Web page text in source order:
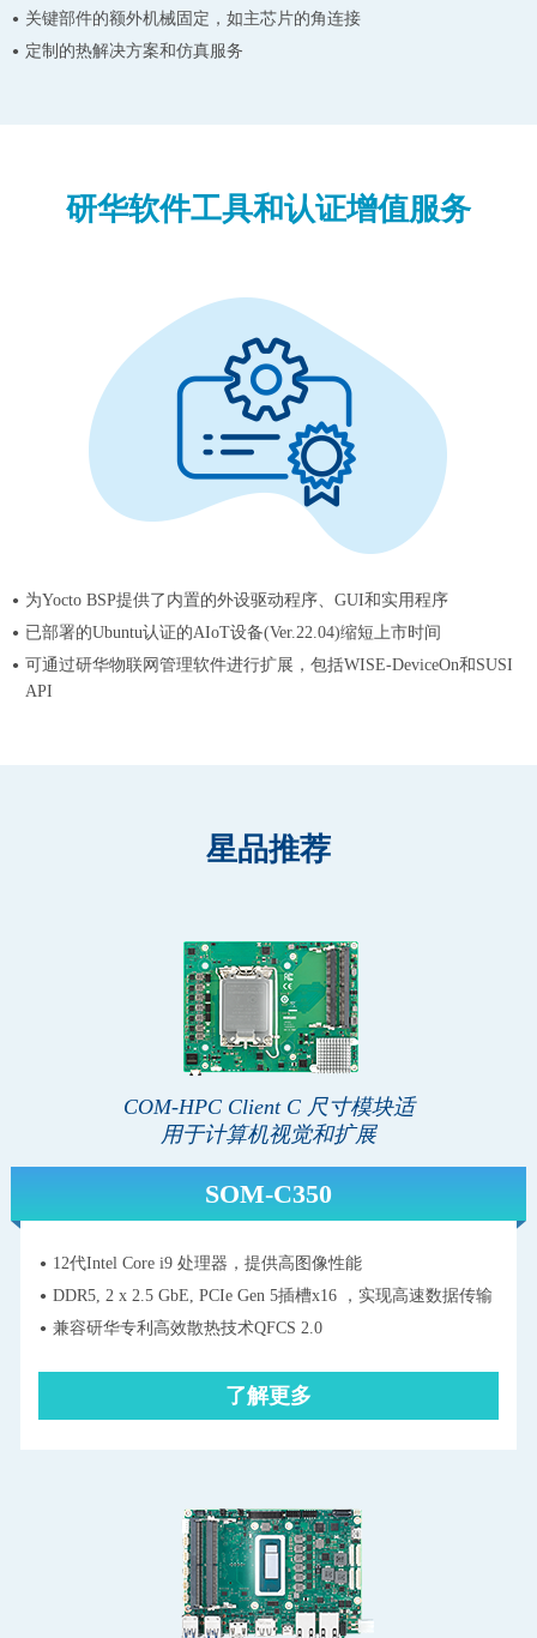
关键部件的额外机械固定，如主芯片的角连接
定制的热解决方案和仿真服务
研华软件工具和认证增值服务
为Yocto BSP提供了内置的外设驱动程序、GUI和实用程序
已部署的Ubuntu认证的AIoT设备(Ver.22.04)缩短上市时间
可通过研华物联网管理软件进行扩展，包括WISE-DeviceOn和SUSI
API
星品推荐
COM-HPC Client C 尺寸模块适
用于计算机视觉和扩展
SOM-C350
12代Intel Core i9 处理器，提供高图像性能
DDR5, 2 x 2.5 GbE, PCIe Gen 5插槽x16 ，实现高速数据传输
兼容研华专利高效散热技术QFCS 2.0
了解更多